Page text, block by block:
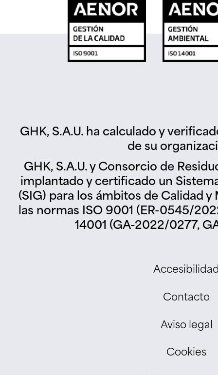
GHK, S.A.U. ha calculado y
de su
GHK, S.A.U. y Consorcio de
implantado y certificado un
(SIG) para los ámbitos de Calidad
las normas ISO 9001 (ER-0545/
14001 (GA-2022/0277,
Contacto
Aviso legal
Cookies